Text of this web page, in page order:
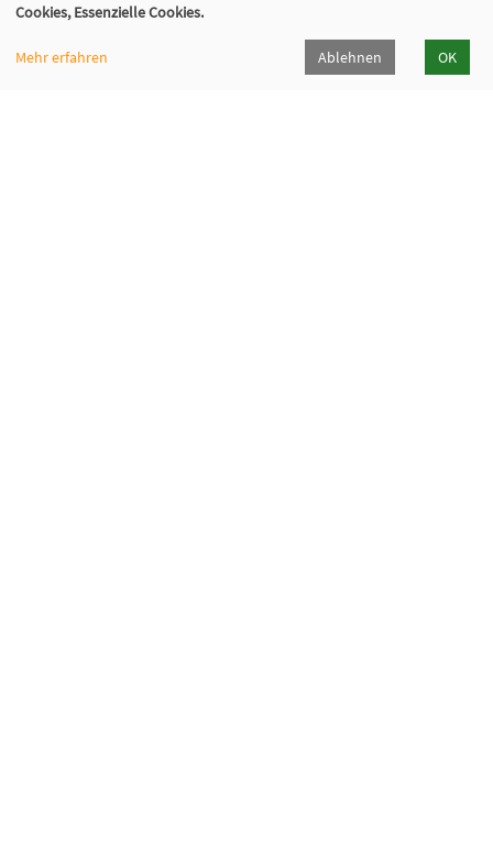
Cookies, Essenzielle Cookies.
Mehr erfahren Ablehnen OK